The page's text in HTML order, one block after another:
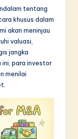
tentang
khusus dalam
akan meninjau
valuasi,
jangka
ini, para investor
menilai